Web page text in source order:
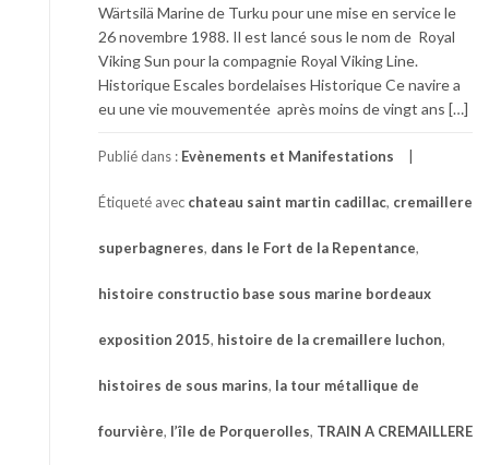
Wärtsilä Marine de Turku pour une mise en service le
26 novembre 1988. Il est lancé sous le nom de Royal
Viking Sun pour la compagnie Royal Viking Line.
Historique Escales bordelaises Historique Ce navire a
eu une vie mouvementée après moins de vingt ans […]
Publié dans : Evènements et Manifestations
Étiqueté avec chateau saint martin cadillac, cremaillere
superbagneres, dans le Fort de la Repentance,
histoire constructio base sous marine bordeaux
exposition 2015, histoire de la cremaillere luchon,
histoires de sous marins, la tour métallique de
fourvière, l’île de Porquerolles, TRAIN A CREMAILLERE